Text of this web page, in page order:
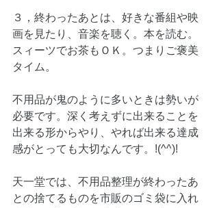
３，終わったあとは、好きな番組や映
画を見たり、音楽を聴く。本を読む。
スィーツでお茶もＯＫ。つまりご褒美
タイム。
不用品が鬼のように多いときは勢いが
必要です。深く考えずに出来ることを
出来る形からやり、やれば出来る達成
感がとっても大切なんです。!(^^)!
天一堂では、不用品整理が終わったあ
との捨てるものを市販のゴミ袋に入れ